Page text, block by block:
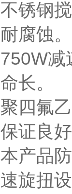
不锈钢
耐腐蚀。
750W减
命长。
聚四氟
保证良
本产品
速旋扭